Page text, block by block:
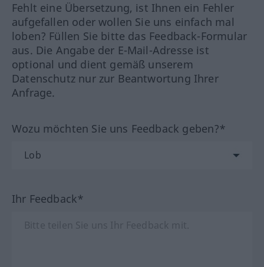
Fehlt eine Übersetzung, ist Ihnen ein Fehler
aufgefallen oder wollen Sie uns einfach mal
loben? Füllen Sie bitte das Feedback-Formular
aus. Die Angabe der E-Mail-Adresse ist
optional und dient gemäß unserem
Datenschutz nur zur Beantwortung Ihrer
Anfrage.
Wozu möchten Sie uns Feedback geben?*
Ihr Feedback*